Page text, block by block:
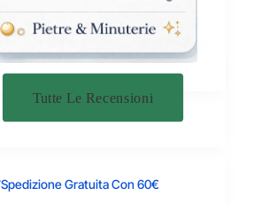
Tutte Le Recensioni
Spedizione Gratuita Con 60€